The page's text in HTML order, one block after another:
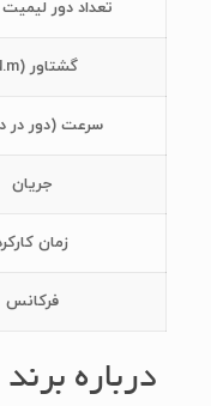
تعداد دور
گشتاور (N.m)
سرعت (دور در
جریان
زمان
فرکانس
درباره